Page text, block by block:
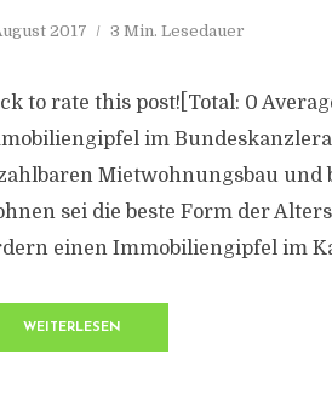
2017 3 Min. Lesedauer
to rate this post![Total: 0
im
Mietwohnungsbau
sei die beste Form der
einen Immobiliengipfel im
WEITERLESEN